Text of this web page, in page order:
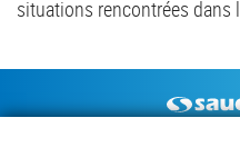
situations rencontrées dans